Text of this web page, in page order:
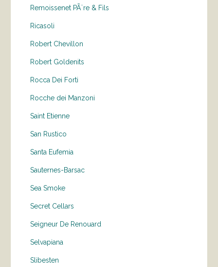
Remoissenet PÃ¨re & Fils
Ricasoli
Robert Chevillon
Robert Goldenits
Rocca Dei Forti
Rocche dei Manzoni
Saint Etienne
San Rustico
Santa Eufemia
Sauternes-Barsac
Sea Smoke
Secret Cellars
Seigneur De Renouard
Selvapiana
Slibesten